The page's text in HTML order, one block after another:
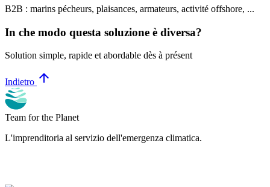
B2B : marins pécheurs, plaisances, armateurs, activité offshore, ...
In che modo questa soluzione è diversa?
Solution simple, rapide et abordable dès à présent
Indietro arrow_upward
Team for the Planet
L'imprenditoria al servizio dell'emergenza climatica.